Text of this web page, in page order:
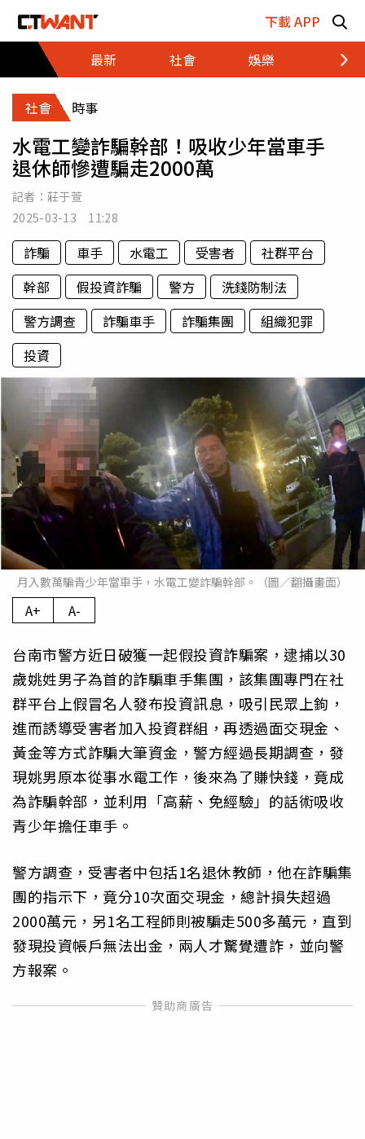
下載 APP
最新
社會 娛樂 財經
社會 時事
水電工變詐騙幹部！吸收少年當車手
退休師慘遭騙走2000萬
記者： 莊于萱
2025-03-13 11:28
詐騙 車手 水電工 受害者
社群平台
幹部
假投資詐騙 警方
洗錢防制法
警方調查
詐騙車手 詐騙集團
組織犯罪
投資
月入數萬騙青少年當車手，水電工變詐騙幹部。（圖／翻攝畫面）
A+ A-
台南市警方近日破獲一起假投資詐騙案，逮捕以30
歲姚姓男子為首的詐騙車手集團，該集團專門在社
群平台上假冒名人發布投資訊息，吸引民眾上鉤，
進而誘導受害者加入投資群組，再透過面交現金、
黃金等方式詐騙大筆資金，警方經過長期調查，發
現姚男原本從事水電工作，後來為了賺快錢，竟成
為詐騙幹部，並利用「高薪、免經驗」的話術吸收
青少年擔任車手。
警方調查，受害者中包括1名退休教師，他在詐騙集
團的指示下，竟分10次面交現金，總計損失超過
2000萬元，另1名工程師則被騙走500多萬元，直到
發現投資帳戶無法出金，兩人才驚覺遭詐，並向警
方報案。